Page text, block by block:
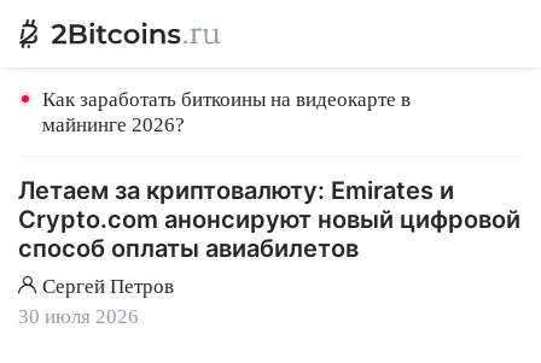
Как заработать биткоины на видеокарте в
майнинге 2026?
Летаем за криптовалюту: Emirates и
Crypto.com анонсируют новый цифровой
способ оплаты авиабилетов
Сергей Петров
30 июля 2026